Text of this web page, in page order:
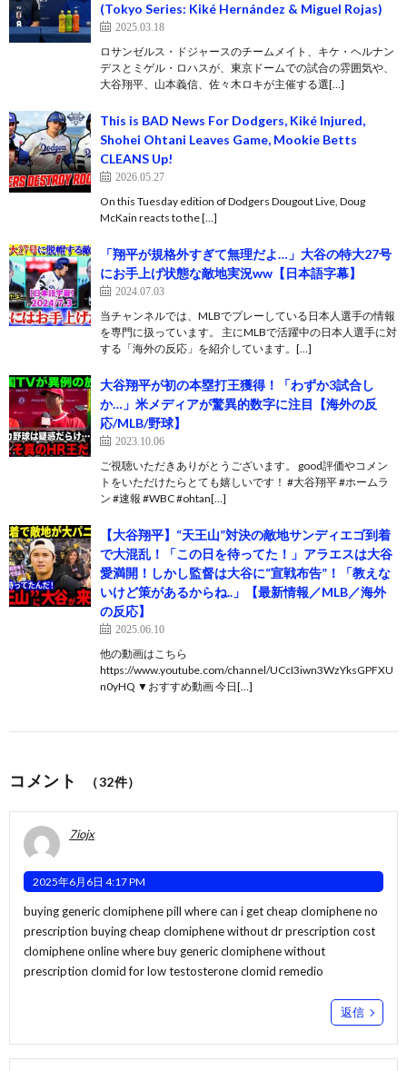
(Tokyo Series: Kiké Hernández & Miguel Rojas)
2025.03.18
ロサンゼルス・ドジャースのチームメイト、キケ・ヘルナン
デスとミゲル・ロハスが、東京ドームでの試合の雰囲気や、
大谷翔平、山本義信、佐々木ロキが主催する選[…]
This is BAD News For Dodgers, Kiké Injured,
Shohei Ohtani Leaves Game, Mookie Betts
CLEANS Up!
2026.05.27
On this Tuesday edition of Dodgers Dougout Live, Doug
McKain reacts to the […]
「翔平が規格外すぎて無理だよ…」大谷の特大27号
にお手上げ状態な敵地実況ww【日本語字幕】
2024.07.03
当チャンネルでは、MLBでプレーしている日本人選手の情報
を専門に扱っています。 主にMLBで活躍中の日本人選手に対
する「海外の反応」を紹介しています。[…]
大谷翔平が初の本塁打王獲得！「わずか3試合し
か…」米メディアが驚異的数字に注目【海外の反
応/MLB/野球】
2023.10.06
ご視聴いただきありがとうございます。 good評価やコメン
トをいただけたらとても嬉しいです！ #大谷翔平 #ホームラ
ン #速報 #WBC #ohtan[…]
【大谷翔平】“天王山”対決の敵地サンディエゴ到着
で大混乱！「この日を待ってた！」アラエスは大谷
愛満開！しかし監督は大谷に“宣戦布告”！「教えな
いけど策があるからね..」【最新情報／MLB／海外
の反応】
2025.06.10
他の動画はこちら
https://www.youtube.com/channel/UCcI3iwn3WzYksGPFXU
n0yHQ ▼おすすめ動画 今日[…]
コメント （32件）
7iojx
2025年6月6日 4:17 PM
buying generic clomiphene pill where can i get cheap clomiphene no
prescription buying cheap clomiphene without dr prescription cost
clomiphene onlinewhere buy generic clomiphene without
prescription clomid for low testosterone clomid remedio
返信